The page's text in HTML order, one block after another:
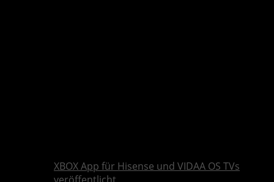
XBOX App für Hisense und VIDAA OS TVs